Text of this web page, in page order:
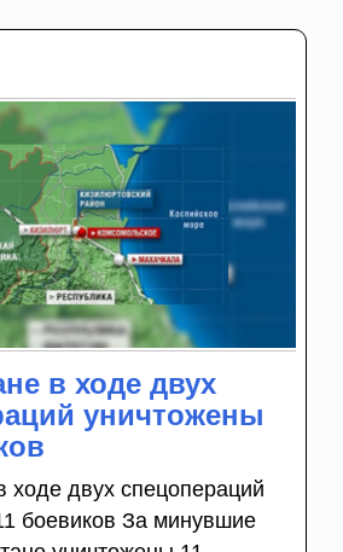
в ходе двух
уничтожены
ходе двух спецопераций
боевиков За минувшие